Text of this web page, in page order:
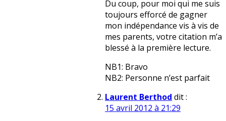
Du coup, pour moi qui me suis
toujours efforcé de gagner
mon indépendance vis à vis de
mes parents, votre citation m’a
blessé à la première lecture.
NB1: Bravo
NB2: Personne n’est parfait
Laurent Berthod dit :
15 avril 2012 à 21:29